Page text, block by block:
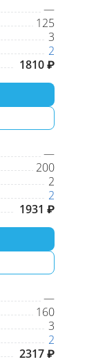
—
125
3
2
1810 ₽
—
200
2
2
1931 ₽
—
160
3
2
2317 ₽